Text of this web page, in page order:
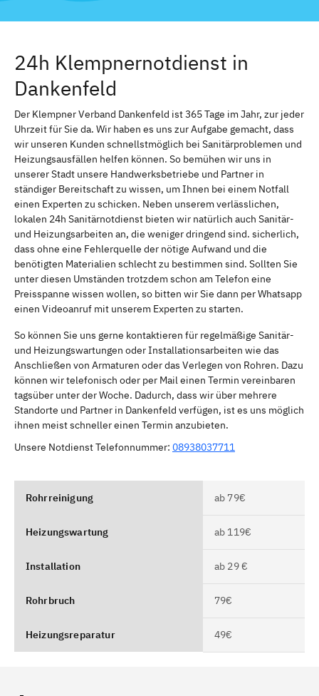
24h Klempnernotdienst in
Dankenfeld
Der Klempner Verband Dankenfeld ist 365 Tage im Jahr, zur jeder
Uhrzeit für Sie da. Wir haben es uns zur Aufgabe gemacht, dass
wir unseren Kunden schnellstmöglich bei Sanitärproblemen und
Heizungsausfällen helfen können. So bemühen wir uns in
unserer Stadt unsere Handwerksbetriebe und Partner in
ständiger Bereitschaft zu wissen, um Ihnen bei einem Notfall
einen Experten zu schicken. Neben unserem verlässlichen,
lokalen 24h Sanitärnotdienst bieten wir natürlich auch Sanitär-
und Heizungsarbeiten an, die weniger dringend sind. sicherlich,
dass ohne eine Fehlerquelle der nötige Aufwand und die
benötigten Materialien schlecht zu bestimmen sind. Sollten Sie
unter diesen Umständen trotzdem schon am Telefon eine
Preisspanne wissen wollen, so bitten wir Sie dann per Whatsapp
einen Videoanruf mit unserem Experten zu starten.
So können Sie uns gerne kontaktieren für regelmäßige Sanitär-
und Heizungswartungen oder Installationsarbeiten wie das
Anschließen von Armaturen oder das Verlegen von Rohren. Dazu
können wir telefonisch oder per Mail einen Termin vereinbaren
tagsüber unter der Woche. Dadurch, dass wir über mehrere
Standorte und Partner in Dankenfeld verfügen, ist es uns möglich
ihnen meist schneller einen Termin anzubieten.
Unsere Notdienst Telefonnummer: 08938037711
Rohrreinigung ab 79€
Heizungswartung ab 119€
Installation ab 29 €
Rohrbruch 79€
Heizungsreparatur 49€